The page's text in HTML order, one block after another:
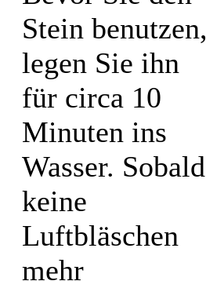
Stein benutzen,
legen Sie ihn
für circa 10
Minuten ins
Wasser. Sobald
keine
Luftbläschen
mehr